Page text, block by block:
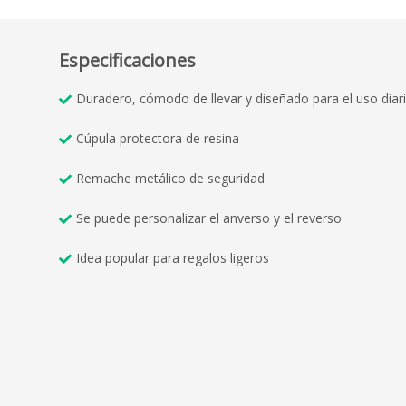
Especificaciones
Duradero, cómodo de llevar y diseñado para el uso
Cúpula protectora de resina
Remache metálico de seguridad
Se puede personalizar el anverso y el reverso
Idea popular para regalos ligeros